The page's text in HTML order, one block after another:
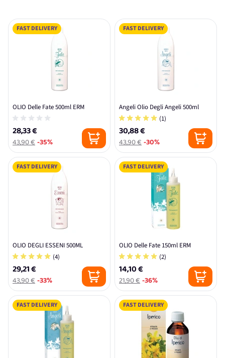
FAST DELIVERY
OLIO Delle Fate 500ml ERM
28,33 €
43,90 €-35%
FAST DELIVERY
Angeli Olio Degli Angeli 500ml
(1)
30,88 €
43,90 €-30%
FAST DELIVERY
OLIO DEGLI ESSENI 500ML
(4)
29,21 €
43,90 €-33%
FAST DELIVERY
OLIO Delle Fate 150ml ERM
(2)
14,10 €
21,90 €-36%
FAST DELIVERY FAST DELIVERY